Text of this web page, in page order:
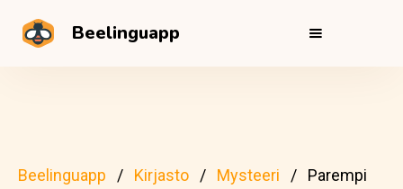
Beelinguapp
Beelinguapp Kirjasto Mysteeri
Parempi